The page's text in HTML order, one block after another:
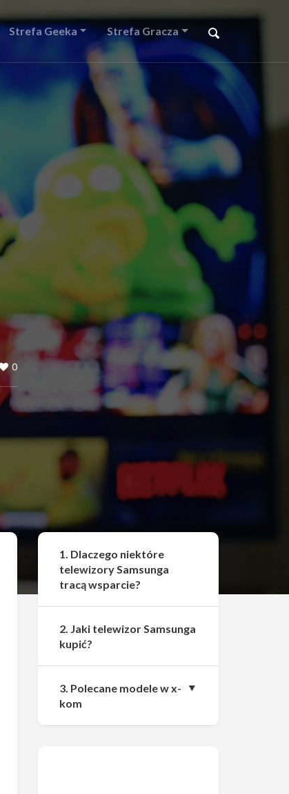
Strefa Geeka Strefa Gracza
0
1. Dlaczego niektóre
telewizory Samsunga
tracą wsparcie?
2. Jaki telewizor Samsunga
kupić?
3. Polecane modele w x-
kom